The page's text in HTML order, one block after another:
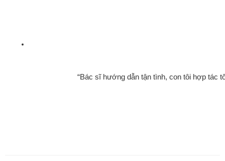
“Bác sĩ hướng dẫn tận tình, con tôi hợp tác